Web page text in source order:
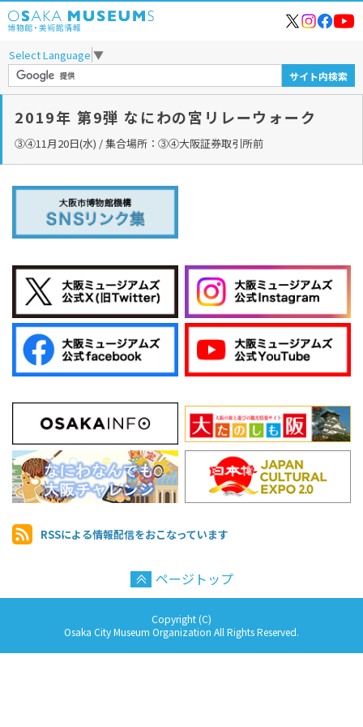
Select Language ▼
2019年 第9弾 なにわの宮リレーウォーク
③④11月20日(水) / 集合場所：③④大阪証券取引所前
RSSによる情報配信をおこなっています
ページトップ
Copyright (C)
Osaka City Museum Organization All Rights Reserved.